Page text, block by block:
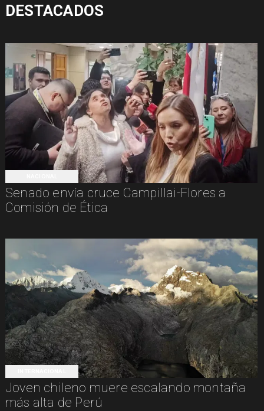
Senado envía cruce Campillai-Flores a
Comisión de Ética
Joven chileno muere escalando montaña
más alta de Perú
DESTACADOS